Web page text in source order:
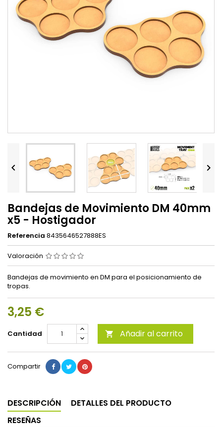
 
Bandejas de Movimiento DM 40mm
x5 - Hostigador
Referencia 8435646527888ES
Valoración
Bandejas de movimiento en DM para el posicionamiento de
tropas.
3,25 €
Cantidad  Añadir al carrito
Compartir
DESCRIPCIÓN
DETALLES DEL PRODUCTO
RESEÑAS